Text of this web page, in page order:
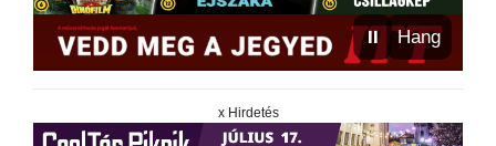
⏸ Hang
x Hirdetés